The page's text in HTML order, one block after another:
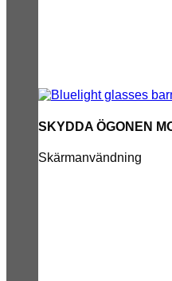
SKYDDA ÖGONEN
Skärmanvändning